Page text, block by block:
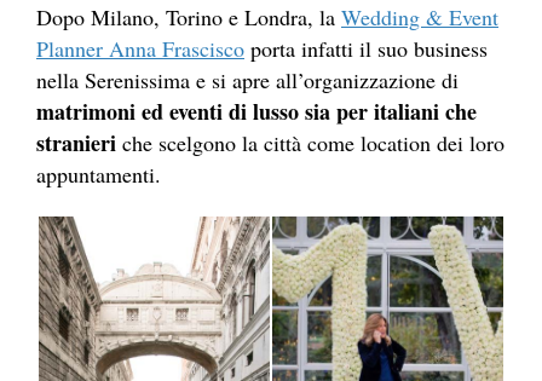
Dopo Milano, Torino e Londra, la Wedding & Event
Planner Anna Frascisco porta infatti il suo business
nella Serenissima e si apre all’organizzazione di
matrimoni ed eventi di lusso sia per italiani che
stranieri che scelgono la città come location dei loro
appuntamenti.